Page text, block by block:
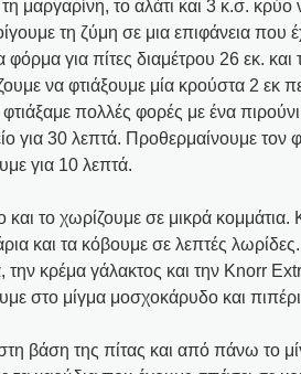
μαργαρίνη, το αλάτι και 3 κ.σ. κρύο
τη ζύμη σε μια επιφάνεια που
για πίτες διαμέτρου 26 εκ. και
να φτιάξουμε μία κρούστα 2 εκ
πολλές φορές με ένα
για 30 λεπτά. Προθερμαίνουμε τον
για 10 λεπτά.
το χωρίζουμε σε μικρά κομμάτια.
και τα κόβουμε σε λεπτές λωρίδες.
την κρέμα γάλακτος και την Knorr
στο μίγμα μοσχοκάρυδο και
βάση της πίτας και από πάνω το